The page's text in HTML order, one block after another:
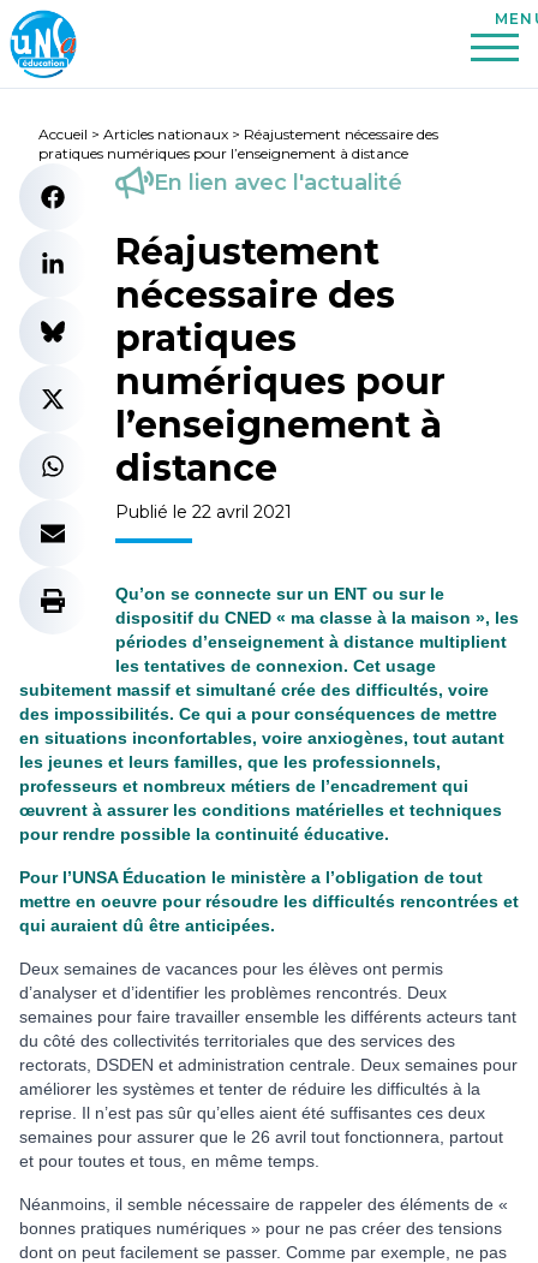
Accueil > Articles nationaux > Réajustement nécessaire des
pratiques numériques pour l’enseignement à distance
En lien avec l'actualité
Réajustement
nécessaire des
pratiques
numériques pour
l’enseignement à
distance
Publié le 22 avril 2021
Qu’on se connecte sur un ENT ou sur le
dispositif du CNED « ma classe à la maison », les
périodes d’enseignement à distance multiplient
les tentatives de connexion. Cet usage
subitement massif et simultané crée des difficultés, voire
des impossibilités. Ce qui a pour conséquences de mettre
en situations inconfortables, voire anxiogènes, tout autant
les jeunes et leurs familles, que les professionnels,
professeurs et nombreux métiers de l’encadrement qui
œuvrent à assurer les conditions matérielles et techniques
pour rendre possible la continuité éducative.
Pour l’UNSA Éducation le ministère a l’obligation de tout
mettre en oeuvre pour résoudre les difficultés rencontrées et
qui auraient dû être anticipées.
Deux semaines de vacances pour les élèves ont permis
d’analyser et d’identifier les problèmes rencontrés. Deux
semaines pour faire travailler ensemble les différents acteurs tant
du côté des collectivités territoriales que des services des
rectorats, DSDEN et administration centrale. Deux semaines pour
améliorer les systèmes et tenter de réduire les difficultés à la
reprise. Il n’est pas sûr qu’elles aient été suffisantes ces deux
semaines pour assurer que le 26 avril tout fonctionnera, partout
et pour toutes et tous, en même temps.
Néanmoins, il semble nécessaire de rappeler des éléments de «
bonnes pratiques numériques » pour ne pas créer des tensions
dont on peut facilement se passer. Comme par exemple, ne pas